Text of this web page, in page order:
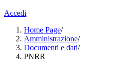
Accedi
Home Page/
Amministrazione/
Documenti e dati/
PNRR